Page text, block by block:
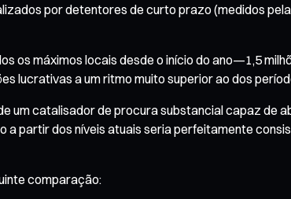
por detentores de curto prazo (medidos
os máximos locais desde o início do ano—1,5
lucrativas a um ritmo muito superior ao dos
um catalisador de procura substancial capaz de
partir dos níveis atuais seria perfeitamente
comparação: